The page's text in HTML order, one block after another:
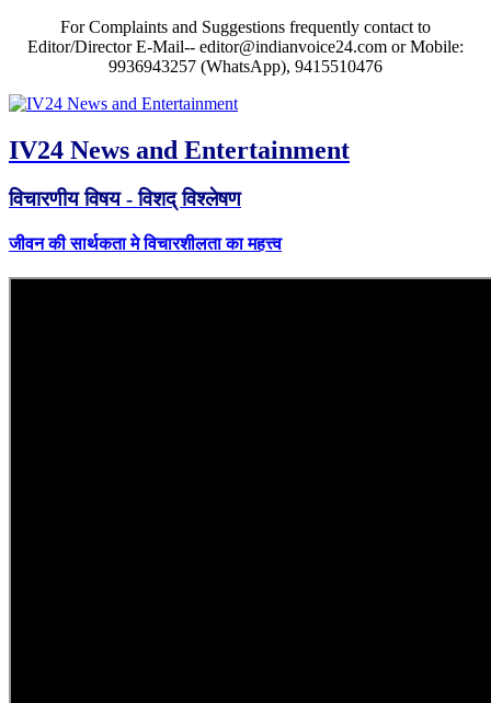
For Complaints and Suggestions frequently contact to
Editor/Director E-Mail-- editor@indianvoice24.com or Mobile:
9936943257 (WhatsApp), 9415510476
IV24 News and Entertainment
विचारणीय विषय - विशद् विश्लेषण
जीवन की सार्थकता मे विचारशीलता का महत्त्व